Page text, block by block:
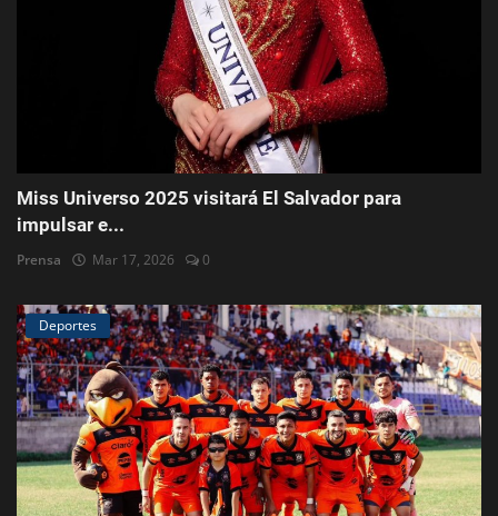
Miss Universo 2025 visitará El Salvador para
impulsar e...
Prensa Mar 17, 2026 0
Deportes